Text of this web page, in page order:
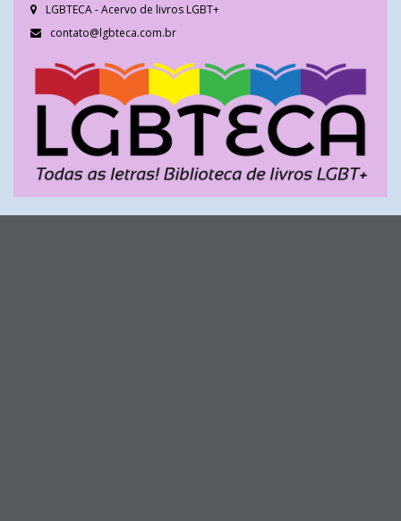
LGBTECA - Acervo de livros LGBT+
contato@lgbteca.com.br